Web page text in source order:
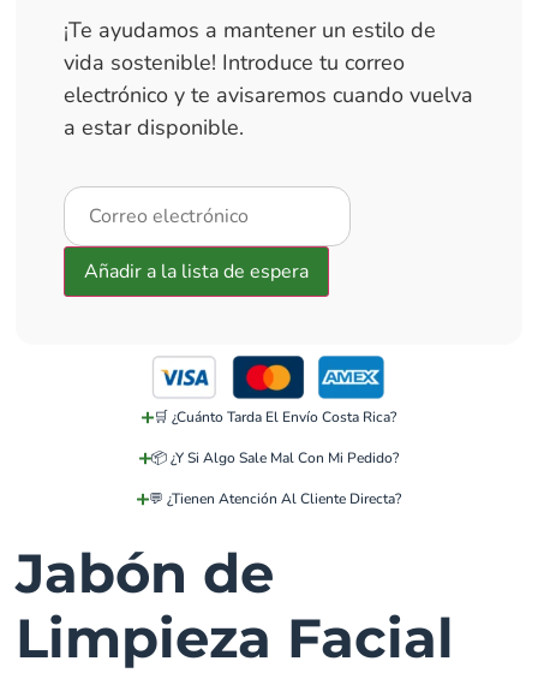
¡Te ayudamos a mantener un estilo de
vida sostenible! Introduce tu correo
electrónico y te avisaremos cuando vuelva
a estar disponible.
🛒 ¿Cuánto Tarda El Envío Costa Rica?
📦 ¿Y Si Algo Sale Mal Con Mi Pedido?
💬 ¿Tienen Atención Al Cliente Directa?
Jabón de
Limpieza Facial